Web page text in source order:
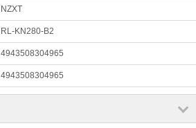
NZXT
RL-KN280-B2
4943508304965
4943508304965